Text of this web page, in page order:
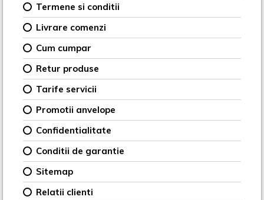
Termene si conditii
Livrare comenzi
Cum cumpar
Retur produse
Tarife servicii
Promotii anvelope
Confidentialitate
Conditii de garantie
Sitemap
Relatii clienti